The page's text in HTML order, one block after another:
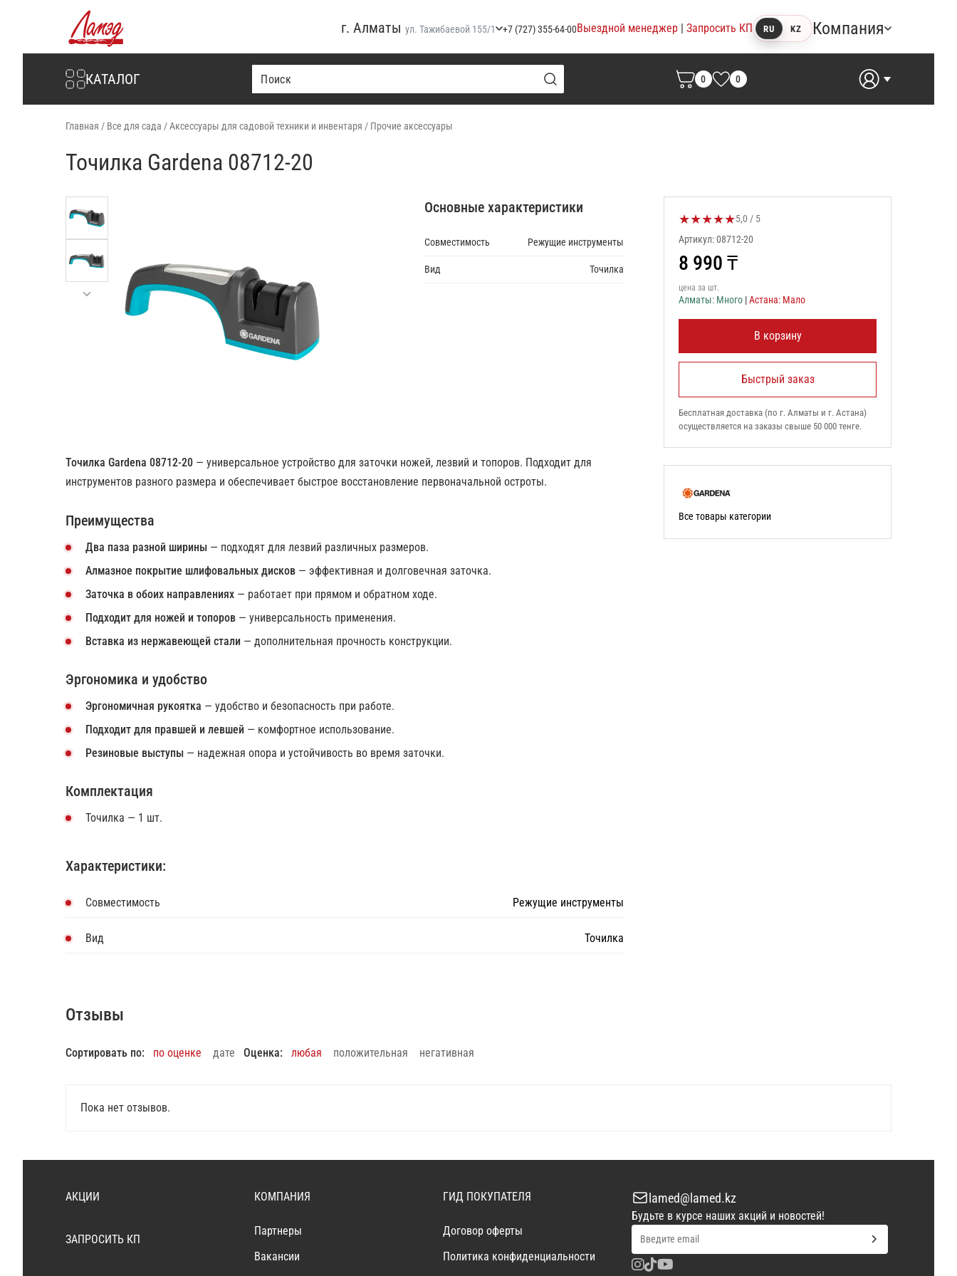
Интернет-магазин Ламэд
г. Алматы ул. Тажибаевой 155/1 +7 (727) 355-64-00Выездной менеджер | Запросить КП RU KZ Компания
КАТАЛОГ 0 0
Главная / Все для сада /Аксессуары для садовой техники и инвентаря / Прочие аксессуары
Точилка Gardena 08712-20
Основные характеристики
Совместимость Режущие инструменты
Вид Точилка
Точилка Gardena 08712-20 — универсальное устройство для заточки ножей, лезвий и топоров. Подходит для
инструментов разного размера и обеспечивает быстрое восстановление первоначальной остроты.
Преимущества
Два паза разной ширины — подходят для лезвий различных размеров.
Алмазное покрытие шлифовальных дисков — эффективная и долговечная заточка.
Заточка в обоих направлениях — работает при прямом и обратном ходе.
Подходит для ножей и топоров — универсальность применения.
Вставка из нержавеющей стали — дополнительная прочность конструкции.
Эргономика и удобство
Эргономичная рукоятка — удобство и безопасность при работе.
Подходит для правшей и левшей — комфортное использование.
Резиновые выступы — надежная опора и устойчивость во время заточки.
Комплектация
Точилка — 1 шт.
Характеристики:
Совместимость Режущие инструменты
Вид Точилка
★★★★★Оценка товара:
5,0 / 5
Артикул: 08712-20
8 990 ₸
цена за шт.
Алматы: Много |Астана: Мало
В корзину
Быстрый заказ
Бесплатная доставка (по г. Алматы и г. Астана)
осуществляется на заказы свыше 50 000 тенге.
Все товары категории
Отзывы
Сортировать по: по оценке дате Оценка: любая положительная негативная
Пока нет отзывов.
АКЦИИ
ЗАПРОСИТЬ КП
КОМПАНИЯ
Партнеры
Вакансии
ГИД ПОКУПАТЕЛЯ
Договор оферты
Политика конфиденциальности
lamed@lamed.kz
Будьте в курсе наших акций и новостей!